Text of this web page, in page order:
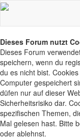
Dieses Forum nutzt
Dieses Forum
speichern, wenn du
du es nicht bist.
Computer gespeichert
düfen nur auf dieser
Sicherheitsrisiko dar.
spezifischen Themen,
Mal gelesen hast. Bitte
oder ablehnst.